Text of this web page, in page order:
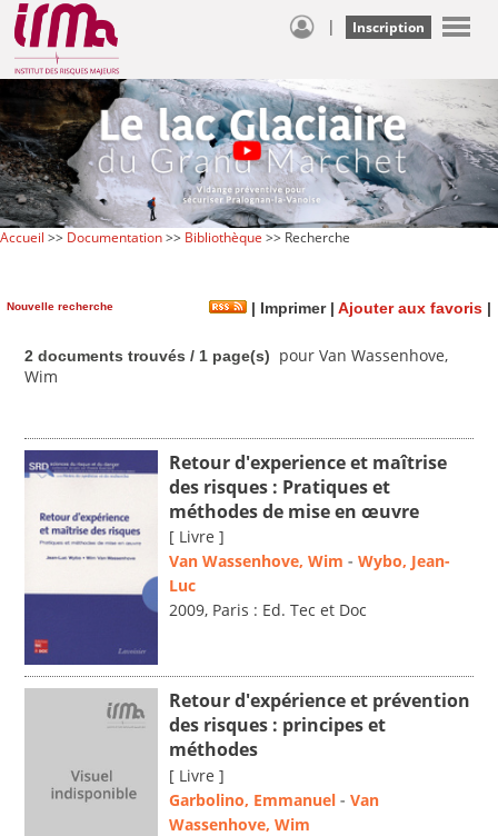
| Inscription
Accueil >> Documentation>> Bibliothèque >> Recherche
Nouvelle recherche | Imprimer| Ajouter aux favoris |
2 documents trouvés / 1 page(s)
pour Van Wassenhove,
Wim
Retour d'experience et maîtrise
des risques : Pratiques et
méthodes de mise en œuvre
[ Livre ]
Van Wassenhove, Wim - Wybo, Jean-
Luc
2009, Paris : Ed. Tec et Doc
Retour d'expérience et prévention
des risques : principes et
méthodes
[ Livre ]
Garbolino, Emmanuel - Van
Wassenhove, Wim